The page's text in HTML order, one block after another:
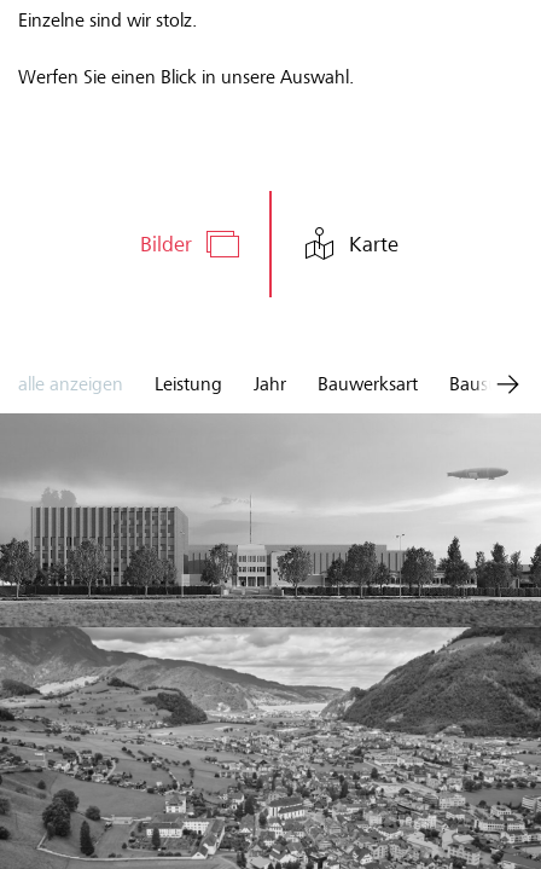
Einzelne sind wir stolz.
Werfen Sie einen Blick in unsere Auswahl.
Bilder Karte
alle anzeigen Leistung Jahr Bauwerksart Bausumme